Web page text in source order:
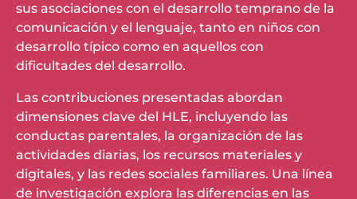
sus asociaciones con el desarrollo temprano de la
comunicación y el lenguaje, tanto en niños con
desarrollo típico como en aquellos con
dificultades del desarrollo.
Las contribuciones presentadas abordan
dimensiones clave del HLE, incluyendo las
conductas parentales, la organización de las
actividades diarias, los recursos materiales y
digitales, y las redes sociales familiares. Una línea
de investigación explora las diferencias en las